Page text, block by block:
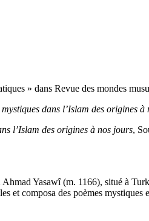
» dans Revue des mondes
dans l’Islam des origines à
l’Islam des origines à nos jours,
Yasawî (m. 1166), situé à
et composa des poèmes mystiques